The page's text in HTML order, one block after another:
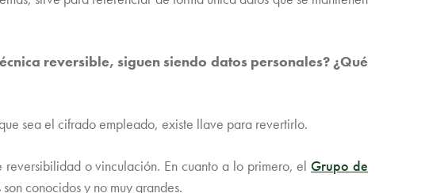
reversible, siguen siendo datos personales? ¿Qué
sea el cifrado empleado, existe llave para revertirlo.
o vinculación. En cuanto a lo primero, el Grupo de
conocidos y no muy grandes.